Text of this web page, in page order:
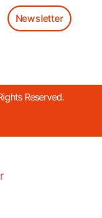
Newsletter
Reserved.